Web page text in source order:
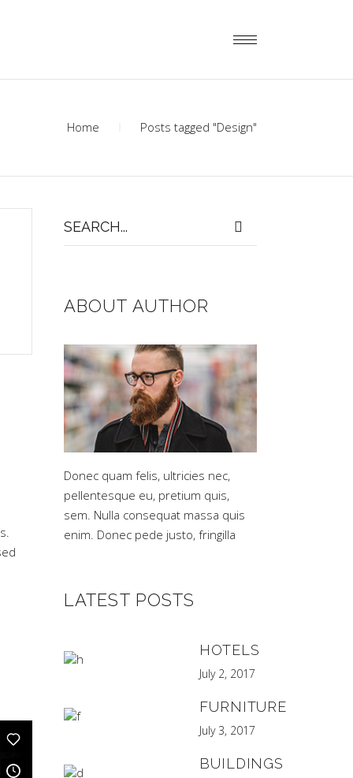
Home Posts tagged "Design"
for:
ABOUT AUTHOR
Donec quam felis, ultricies nec,
pellentesque eu, pretium quis,
sem. Nulla consequat massa quis
enim. Donec pede justo, fringilla
LATEST POSTS
HOTELS
July 2, 2017
FURNITURE
July 3, 2017
BUILDINGS